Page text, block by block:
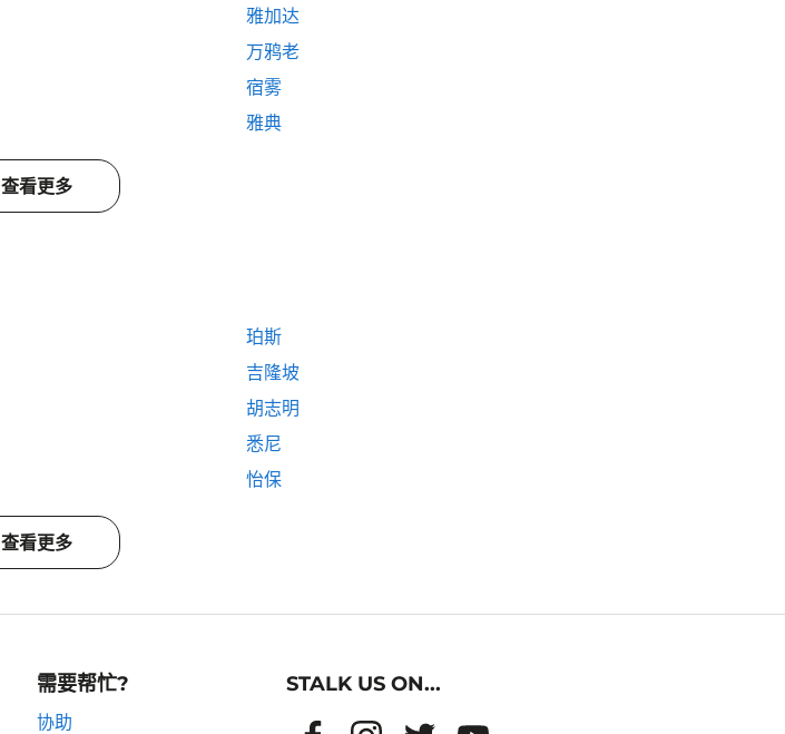
雅加达
万鸦老
宿雾
雅典
查看更多
珀斯
吉隆坡
胡志明
悉尼
怡保
查看更多
需要帮忙?
协助
STALK US ON...